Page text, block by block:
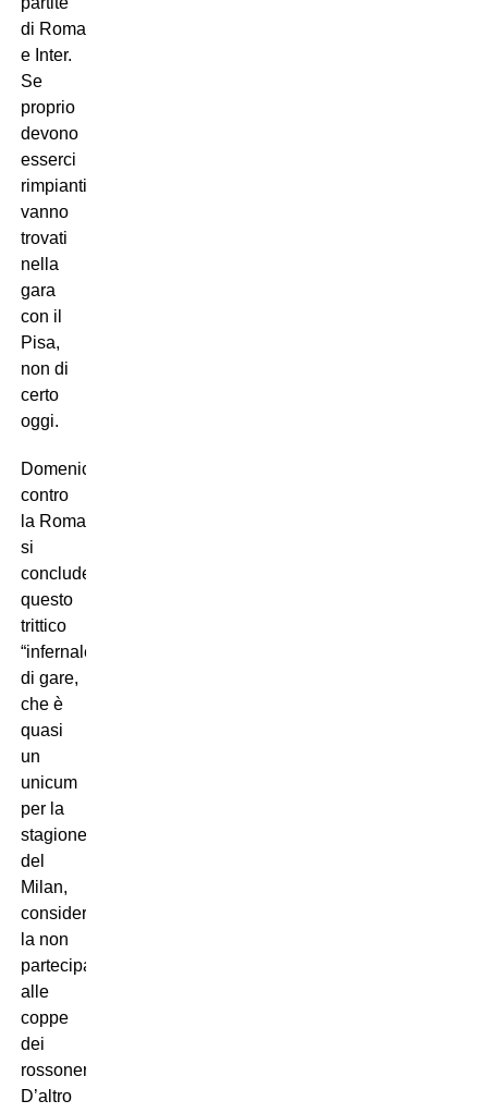
di Roma
e Inter.
Se
proprio
devono
esserci
rimpianti,
vanno
trovati
nella
gara
con il
Pisa,
non di
certo
oggi.
Domenica
contro
la Roma
si
concluderà
questo
trittico
“infernale”
di gare,
che è
quasi
un
unicum
per la
stagione
del
Milan,
considerata
la non
partecipazione
alle
coppe
dei
rossoneri.
D’altro